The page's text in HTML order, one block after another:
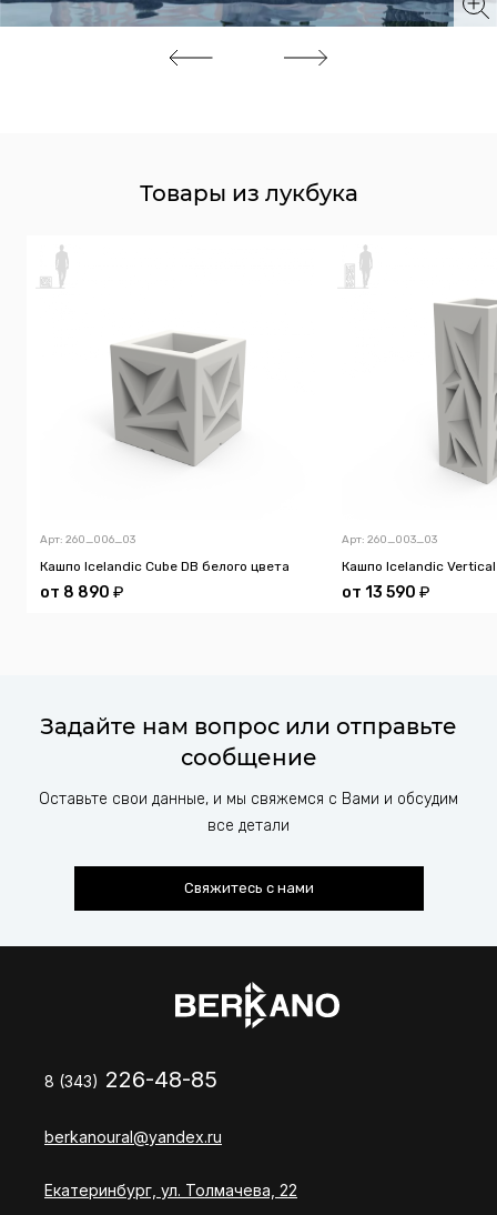
Товары из лукбука
Арт: 260_006_03
Кашпо Icelandic Cube DB белого цвета
от 8 890 ₽
Арт: 260_003_03
Кашпо Icelandic Vertical
от 13 590 ₽
Задайте нам вопрос или отправьте
сообщение
Оставьте свои данные, и мы свяжемся с Вами и обсудим
все детали
Свяжитесь с нами
8 (343) 226-48-85
berkanoural@yandex.ru
Екатеринбург, ул. Толмачева, 22